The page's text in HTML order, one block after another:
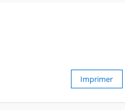
Imprimer